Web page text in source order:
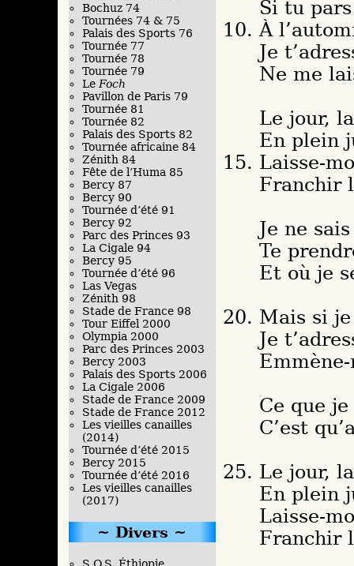
Si tu
À
Je
Ne me
Le jour,
En plein
Laisse-
Franchir
Je ne
Te
Et où je
Mais si
Je
Ce que
C’est
Le jour,
En plein
Laisse-
Franchir
Bochuz 74
Tournées 74 & 75
Palais des Sports 76
Tournée 77
Tournée 78
Tournée 79
Le Foch
Pavillon de Paris 79
Tournée 81
Tournée 82
Palais des Sports 82
Tournée africaine 84
Zénith 84
Fête de l’Huma 85
Bercy 87
Bercy 90
Tournée d’été 91
Bercy 92
Parc des Princes 93
La Cigale 94
Bercy 95
Tournée d’été 96
Las Vegas
Zénith 98
Stade de France 98
Tour Eiffel 2000
Olympia 2000
Parc des Princes 2003
Bercy 2003
Palais des Sports 2006
La Cigale 2006
Stade de France 2009
Stade de France 2012
Les vieilles canailles
(2014)
Tournée d’été 2015
Bercy 2015
Tournée d’été 2016
Les vieilles canailles
(2017)
Divers